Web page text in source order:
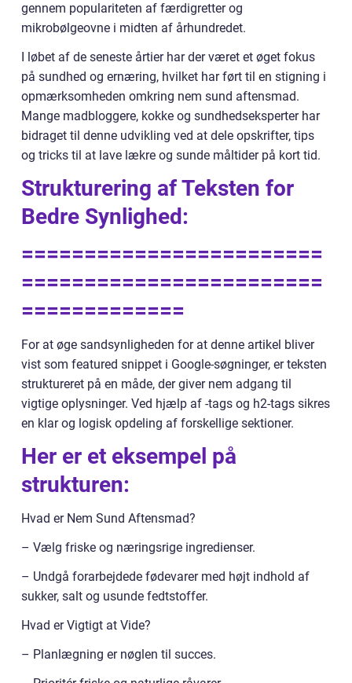
gennem populariteten af færdigretter og
mikrobølgeovne i midten af århundredet.
I løbet af de seneste årtier har der været et øget fokus
på sundhed og ernæring, hvilket har ført til en stigning i
opmærksomheden omkring nem sund aftensmad.
Mange madbloggere, kokke og sundhedseksperter har
bidraget til denne udvikling ved at dele opskrifter, tips
og tricks til at lave lækre og sunde måltider på kort tid.
Strukturering af Teksten for
Bedre Synlighed:
========================
========================
=============
For at øge sandsynligheden for at denne artikel bliver
vist som featured snippet i Google-søgninger, er teksten
struktureret på en måde, der giver nem adgang til
vigtige oplysninger. Ved hjælp af -tags og h2-tags sikres
en klar og logisk opdeling af forskellige sektioner.
Her er et eksempel på
strukturen:
Hvad er Nem Sund Aftensmad?
– Vælg friske og næringsrige ingredienser.
– Undgå forarbejdede fødevarer med højt indhold af
sukker, salt og usunde fedtstoffer.
Hvad er Vigtigt at Vide?
– Planlægning er nøglen til succes.